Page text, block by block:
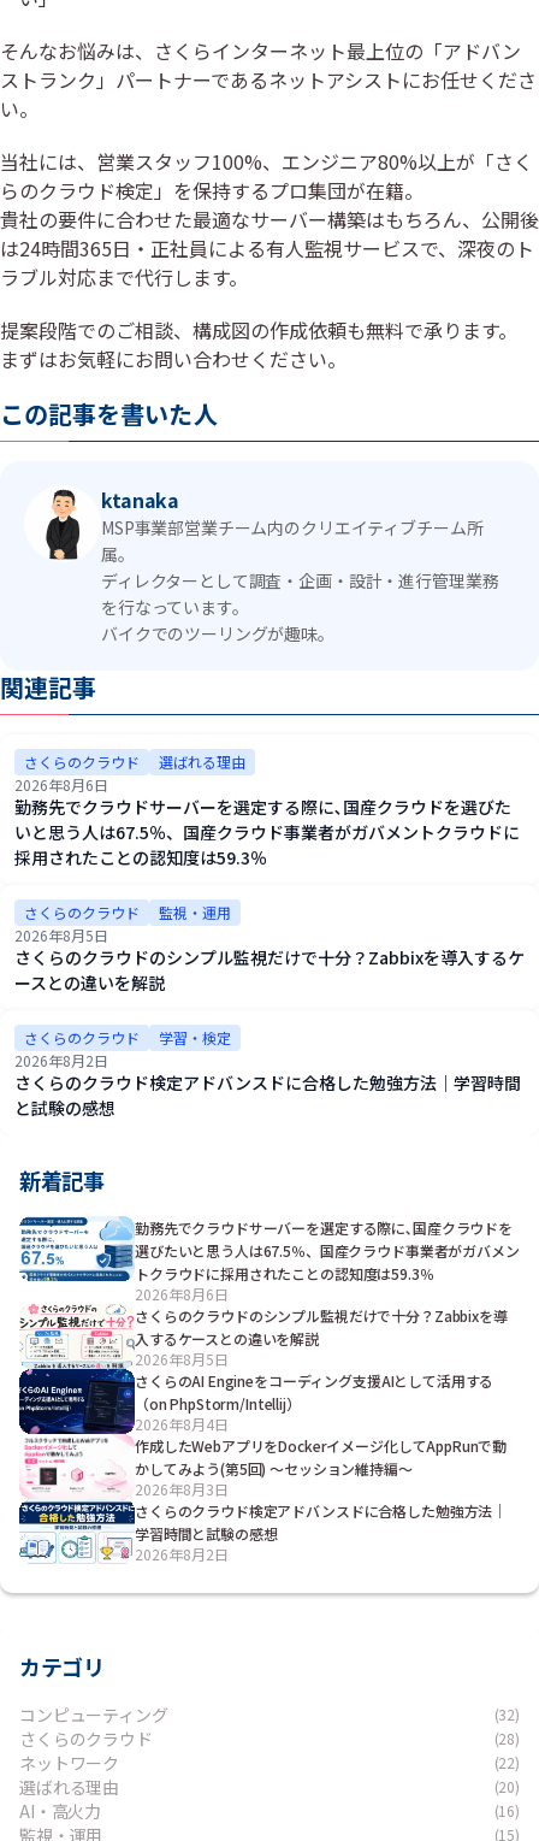
そんなお悩みは、さくらインターネット最上位の「アドバン
ストランク」パートナーであるネットアシストにお任せくださ
い。
当社には、営業スタッフ100%、エンジニア80%以上が「さく
らのクラウド検定」を保持するプロ集団が在籍。
貴社の要件に合わせた最適なサーバー構築はもちろん、公開後
は24時間365日・正社員による有人監視サービスで、深夜のト
ラブル対応まで代行します。
提案段階でのご相談、構成図の作成依頼も無料で承ります。
まずはお気軽にお問い合わせください。
この記事を書いた人
ktanaka
MSP事業部営業チーム内のクリエイティブチーム所
属。
ディレクターとして調査・企画・設計・進行管理業務
を行なっています。
バイクでのツーリングが趣味。
関連記事
さくらのクラウド
選ばれる理由
2026年8月6日
勤務先でクラウドサーバーを選定する際に､国産クラウドを選びた
いと思う人は67.5％、国産クラウド事業者がガバメントクラウドに
採用されたことの認知度は59.3％
さくらのクラウド
監視・運用
2026年8月5日
さくらのクラウドのシンプル監視だけで十分？Zabbixを導入するケ
ースとの違いを解説
さくらのクラウド
学習・検定
2026年8月2日
さくらのクラウド検定アドバンスドに合格した勉強方法｜学習時間
と試験の感想
新着記事
勤務先でクラウドサーバーを選定する際に､国産クラウドを
選びたいと思う人は67.5％、国産クラウド事業者がガバメン
トクラウドに採用されたことの認知度は59.3％
2026年8月6日
さくらのクラウドのシンプル監視だけで十分？Zabbixを導
入するケースとの違いを解説
2026年8月5日
さくらのAI Engineをコーディング支援AIとして活用する
（on PhpStorm/Intellij）
2026年8月4日
作成したWebアプリをDockerイメージ化してAppRunで動
かしてみよう(第5回) ～セッション維持編～
2026年8月3日
さくらのクラウド検定アドバンスドに合格した勉強方法｜
学習時間と試験の感想
2026年8月2日
カテゴリ
コンピューティング (32)
さくらのクラウド (28)
ネットワーク (22)
選ばれる理由 (20)
AI・高火力 (16)
監視・運用 (15)